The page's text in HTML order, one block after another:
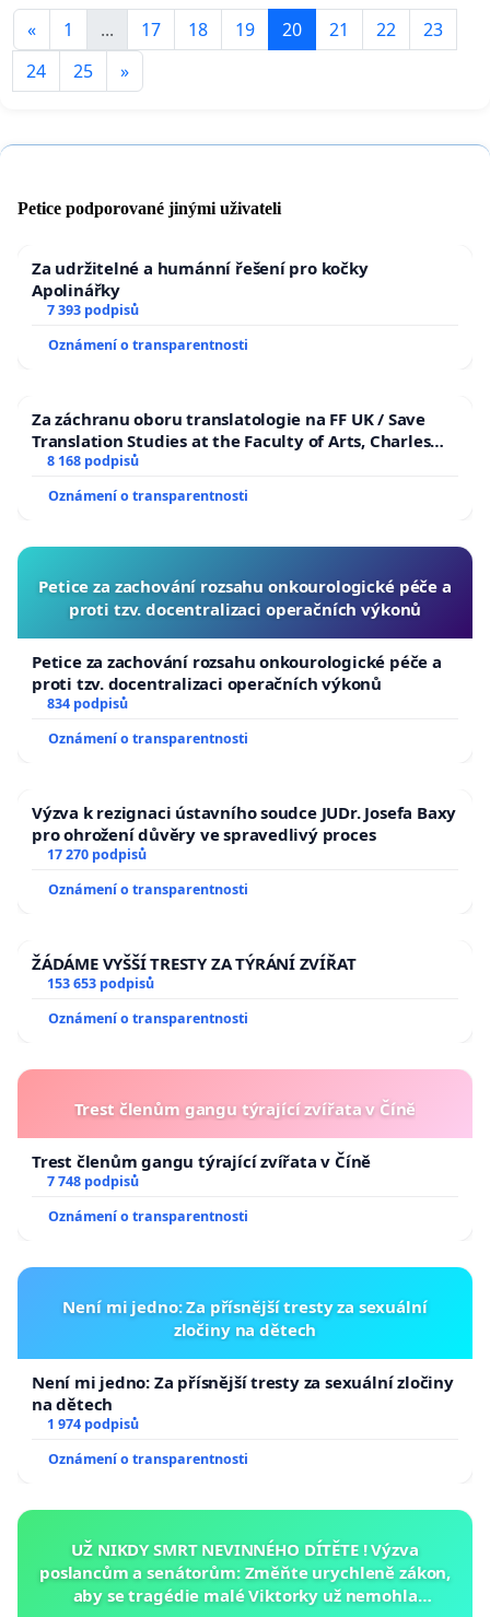
« 1 ... 17 18 19 20 21 22
23
24
25 »
Petice podporované jinými uživateli
Za udržitelné a humánní řešení pro kočky
Apolinářky
7 393 podpisů
Oznámení o transparentnosti
Za záchranu oboru translatologie na FF UK / Save
Translation Studies at the Faculty of Arts, Charles
University
8 168 podpisů
Oznámení o transparentnosti
Petice za zachování rozsahu onkourologické péče a
proti tzv. docentralizaci operačních výkonů
Petice za zachování rozsahu onkourologické péče a
proti tzv. docentralizaci operačních výkonů
834 podpisů
Oznámení o transparentnosti
Výzva k rezignaci ústavního soudce JUDr. Josefa Baxy
pro ohrožení důvěry ve spravedlivý proces
17 270 podpisů
Oznámení o transparentnosti
ŽÁDÁME VYŠŠÍ TRESTY ZA TÝRÁNÍ ZVÍŘAT
153 653 podpisů
Oznámení o transparentnosti
Trest členům gangu týrající zvířata v Číně
Trest členům gangu týrající zvířata v Číně
7 748 podpisů
Oznámení o transparentnosti
Není mi jedno: Za přísnější tresty za sexuální
zločiny na dětech
Není mi jedno: Za přísnější tresty za sexuální zločiny
na dětech
1 974 podpisů
Oznámení o transparentnosti
UŽ NIKDY SMRT NEVINNÉHO DÍTĚTE ! Výzva
poslancům a senátorům: Změňte urychleně zákon,
aby se tragédie malé Viktorky už nemohla